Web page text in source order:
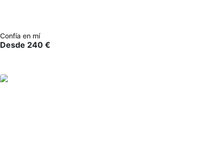
Confía en mí
Desde 240 €